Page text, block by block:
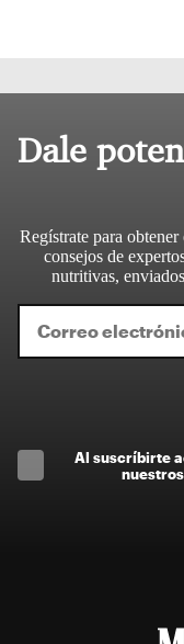
Dale
Regístrate para
consejos de
nutritivas,
Al suscríbirte
nuestros